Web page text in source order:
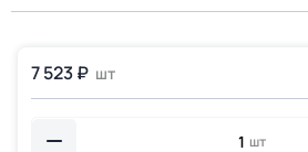
7 523 ₽ шт
шт